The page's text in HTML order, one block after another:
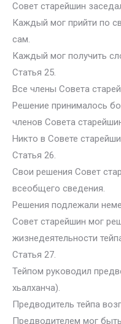
Совет старейшин
Каждый мог прийти по
сам.
Каждый мог получить
Статья 25.
Все члены Совета
Решение принималось
членов Совета
Никто в Совете
Статья 26.
Свои решения Совет
всеобщего сведения.
Решения подлежали
Совет старейшин мог
жизнедеятельности
Статья 27.
Тейпом руководил
хьалханча).
Предводитель тейпа
Предводителем мог